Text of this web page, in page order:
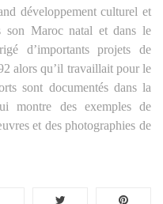
développement culturel et
son Maroc natal et dans le
d’importants projets de
alors qu’il travaillait pour le
sont documentés dans la
montre des exemples de
et des photographies de